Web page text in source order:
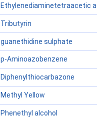
Ethylenediaminetetraacetic
Tributyrin
guanethidine sulphate
p-Aminoazobenzene
Diphenylthiocarbazone
Methyl Yellow
Phenethyl alcohol